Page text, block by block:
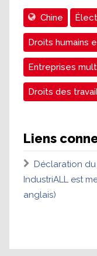
Chine
Droits humains
Entreprises
Droits des
Liens
Déclaration
IndustriALL est
anglais)